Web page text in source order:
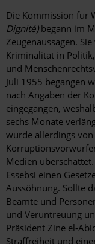
Die Kommission für
Dignité)begann im
Zeugenaussagen.
Kriminalität in
und
Juli 1955 begangen
nach Angaben der
eingegangen,
sechs Monate
wurde allerdings
Medien
Essebsi einen
Aussöhnung. Sollte
Beamte und
und Veruntreuung
Präsident Zine el-
Straffreiheit und